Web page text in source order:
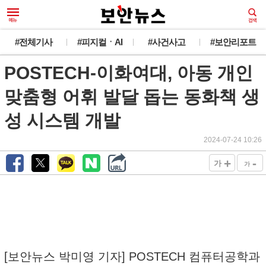
#전체기사 #피지컬ㆍAI #사건사고 #보안리포트
POSTECH-이화여대, 아동 개인
맞춤형 어휘 발달 돕는 동화책 생
성 시스템 개발
2024-07-24 10:26
가 + 가 -
[보안뉴스 박미영 기자] POSTECH 컴퓨터공학과